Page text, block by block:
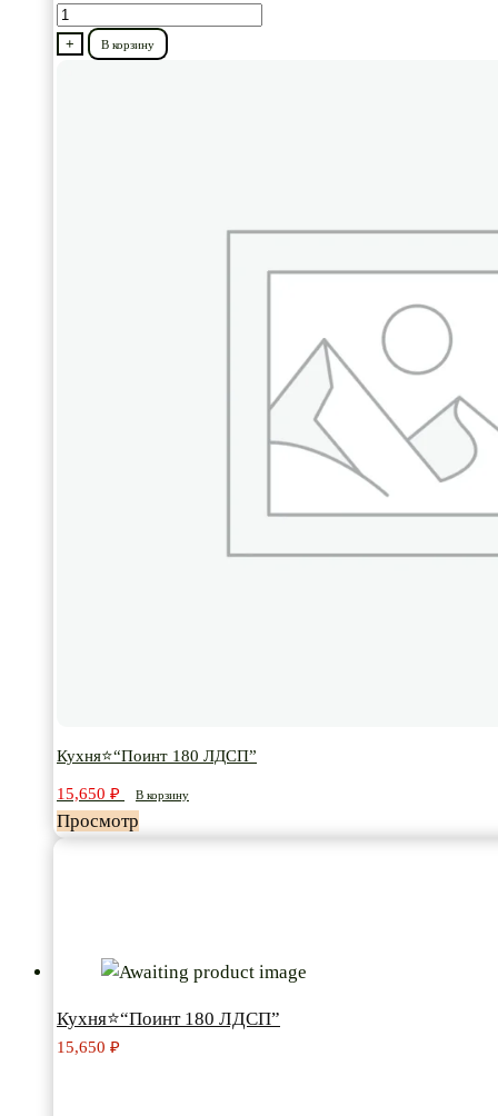
Количество
товара
+ В корзину
Кухня⭐“Поинт 180 ЛДСП”
15,650 ₽ В корзину
Просмотр
Кухня⭐“Поинт 180 ЛДСП”
15,650 ₽